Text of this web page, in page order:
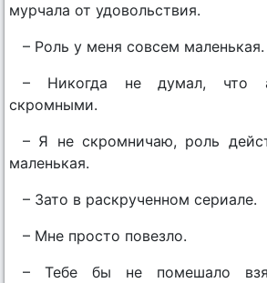
мурчала от удовольствия.
– Роль у меня совсем маленькая.
– Никогда не думал, что
скромными.
– Я не скромничаю, роль
маленькая.
– Зато в раскрученном сериале.
– Мне просто повезло.
– Тебе бы не помешало